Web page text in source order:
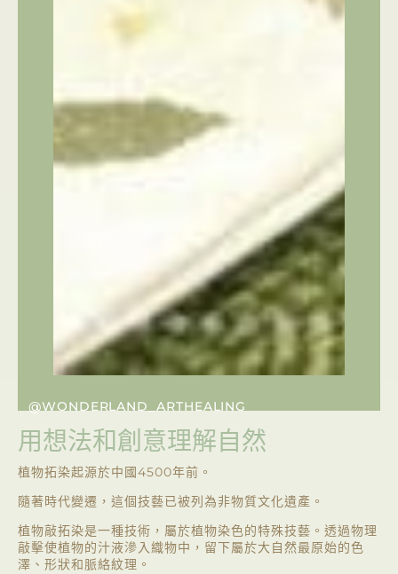
@WONDERLAND_ARTHEALING
用想法和創意理解自然
植物拓染起源於中國4500年前。
隨著時代變遷，這個技藝已被列為非物質文化遺產。
植物敲拓染是一種技術，屬於植物染色的特殊技藝。透過物理
敲擊使植物的汁液滲入織物中，留下屬於大自然最原始的色
澤、形狀和脈絡紋理。